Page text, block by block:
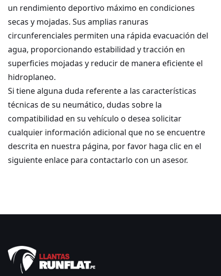
un rendimiento deportivo máximo en condiciones
secas y mojadas. Sus amplias ranuras
circunferenciales permiten una rápida evacuación del
agua, proporcionando estabilidad y tracción en
superficies mojadas y reducir de manera eficiente el
hidroplaneo.
Si tiene alguna duda referente a las características
técnicas de su neumático, dudas sobre la
compatibilidad en su vehículo o desea solicitar
cualquier información adicional que no se encuentre
descrita en nuestra página, por favor haga clic en el
siguiente enlace para contactarlo con un asesor.